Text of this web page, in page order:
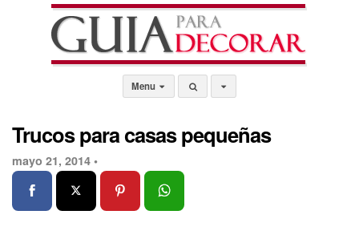
Menu
Trucos para casas pequeñas
mayo 21, 2014 •